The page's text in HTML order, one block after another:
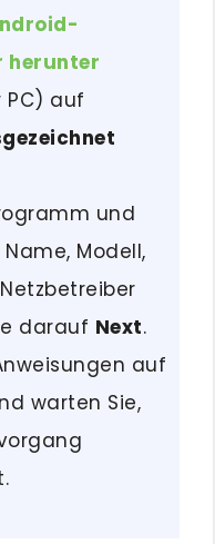
herunter
PC) auf
und
Modell,
darauf Next.
auf
warten Sie,